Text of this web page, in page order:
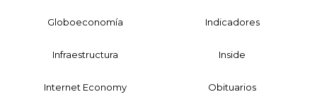
Globoeconomía Indicadores
Infraestructura Inside
Internet Economy Obituarios